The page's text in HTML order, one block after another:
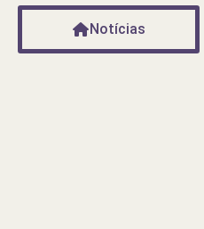
Notícias